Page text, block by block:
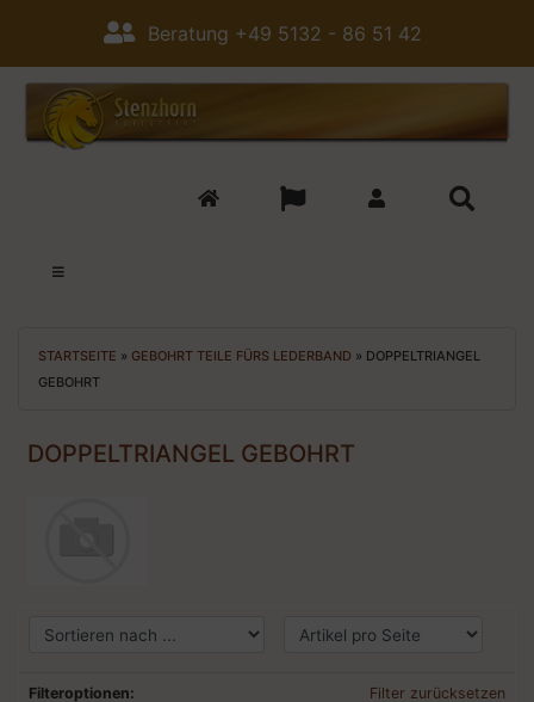
Beratung +49 5132 - 86 51 42
STARTSEITE » GEBOHRT TEILE FÜRS LEDERBAND » DOPPELTRIANGEL
GEBOHRT
DOPPELTRIANGEL GEBOHRT
Filteroptionen: Filter zurücksetzen